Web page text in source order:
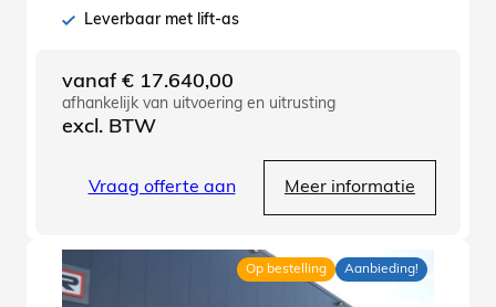
Leverbaar met lift-as
vanaf € 17.640,00
afhankelijk van uitvoering en uitrusting
excl. BTW
Vraag offerte aan Meer informatie
Op bestelling Aanbieding!